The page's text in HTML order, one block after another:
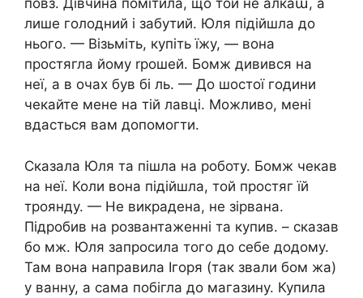
повз. Дівчина помітила, що той не алкаա, а
лише голодний і забутий. Юля підійшла до
нього. — Візьміть, купіть їжу, — вона
простягла йому rрошей. Бомж дивився на
неї, а в очах був бі ль. — До шостої години
чекайте мене на тій лавці. Можливо, мені
вдасться вам допомогти.
Сказала Юля та пішла на роботу. Бомж чекав
на неї. Коли вона підійшла, той простяг їй
троянду. — Не викрадена, не зірвана.
Підробив на розвантаженні та купив. – сказав
бо мж. Юля запросила того до себе додому.
Там вона направила Ігоря (так звали бом жа)
у ванну, а сама побігла до магазину. Купила